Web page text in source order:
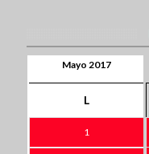
Mayo 2017
L
1